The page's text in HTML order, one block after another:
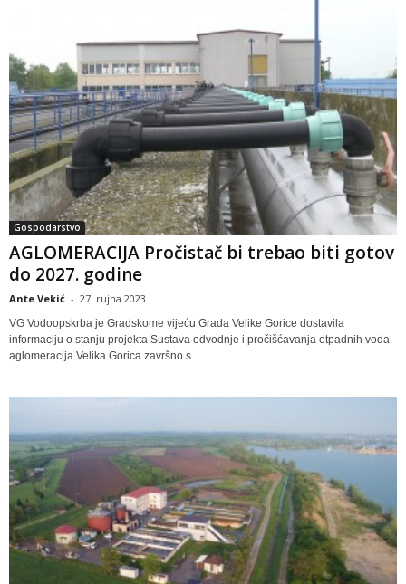
Gospodarstvo
AGLOMERACIJA Pročistač bi trebao biti gotov
do 2027. godine
Ante Vekić - 27. rujna 2023
VG Vodoopskrba je Gradskome vijeću Grada Velike Gorice dostavila
informaciju o stanju projekta Sustava odvodnje i pročišćavanja otpadnih voda
aglomeracija Velika Gorica završno s...